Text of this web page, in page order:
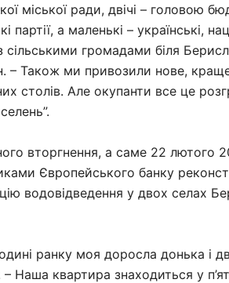
міської ради, двічі – головою
партії, а маленькі – українські,
сільськими громадами біля
– Також ми привозили нове,
столів. Але окупанти все це
вторгнення, а саме 22 лютого
Європейського банку
водовідведення у двох селах
ранку моя доросла донька і
– Наша квартира знаходиться у